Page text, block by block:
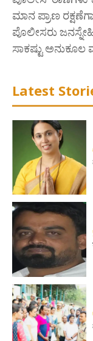
ಮಾನ ಪ್ರಾಣ
ಪೊಲೀಸರು
ಸಾಕಷ್ಟು ಅನುಕೂಲ
Latest